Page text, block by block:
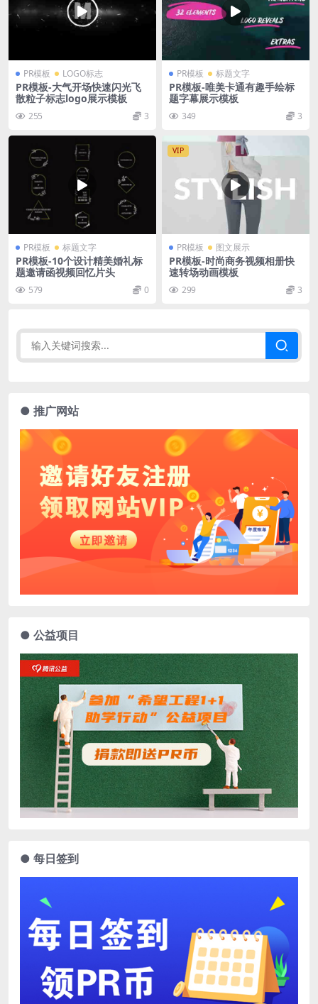
PR模板 LOGO标志
PR模板-大气开场快速闪光飞
散粒子标志logo展示模板
255 3
PR模板 标题文字
PR模板-唯美卡通有趣手绘标
题字幕展示模板
349 3
PR模板 标题文字
PR模板-10个设计精美婚礼标
题邀请函视频回忆片头
579 0
VIP
PR模板 图文展示
PR模板-时尚商务视频相册快
速转场动画模板
299 3
● 推广网站
● 公益项目
● 每日签到